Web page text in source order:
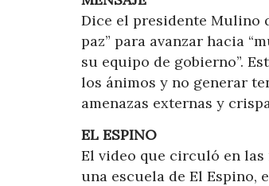
Dice el presidente Mulino
paz” para avanzar hacia
su equipo de gobierno”.
los ánimos y no generar
amenazas externas y
EL ESPINO
El video que circuló en las
una escuela de El Espino,